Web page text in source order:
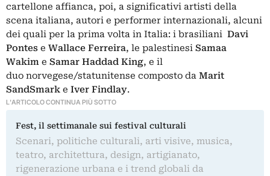
cartellone affianca, poi, a significativi artisti della
scena italiana, autori e performer internazionali, alcuni
dei quali per la prima volta in Italia: i brasiliani Davi
Pontes e Wallace Ferreira, le palestinesi Samaa
Wakim e Samar Haddad King, e il
duo norvegese/statunitense composto da Marit
SandSmark e Iver Findlay.
L'ARTICOLO CONTINUA PIÙ SOTTO
Fest, il settimanale sui festival culturali
Scenari, politiche culturali, arti visive, musica,
teatro, architettura, design, artigianato,
rigenerazione urbana e i trend globali da